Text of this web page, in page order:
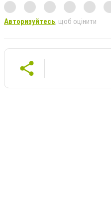
Авторизуйтесь, щоб оцінити